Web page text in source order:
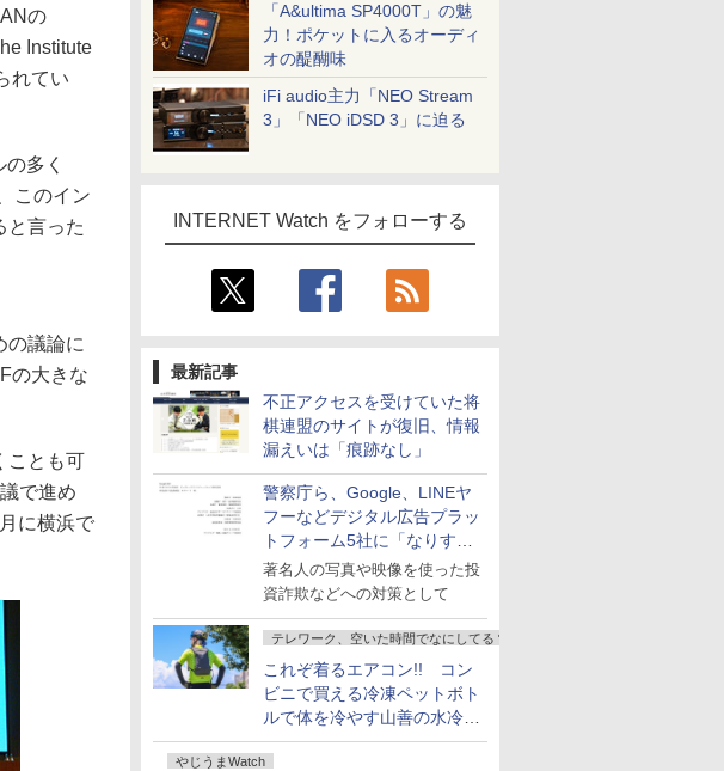
「A&ultima SP4000T」の魅
力！ポケットに入るオーディ
オの醍醐味
iFi audio主力「NEO Stream
3」「NEO iDSD 3」に迫る
INTERNET Watch をフォローする
最新記事
不正アクセスを受けていた将
棋連盟のサイトが復旧、情報
漏えいは「痕跡なし」
警察庁ら、Google、LINEヤ
フーなどデジタル広告プラッ
トフォーム5社に「なりすま
し詐欺広告」対策強化を要請
著名人の写真や映像を使った投
資詐欺などへの対策として
テレワーク、空いた時間でなにしてる？
これぞ着るエアコン!! コン
ビニで買える冷凍ペットボト
ルで体を冷やす山善の水冷ベ
ストがロードバイクにちょう
どいい【ぼっち・ざ・ろー
やじうまWatch
の
Institute
れてい
多く
このイン
と言った
の議論に
の大きな
ことも可
で進め
に横浜で